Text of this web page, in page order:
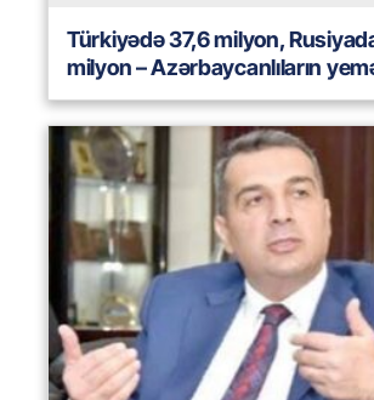
Türkiyədə 37,6 milyon,
milyon – Azərbaycanlıların